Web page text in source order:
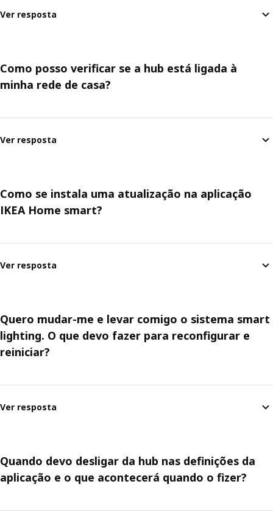
Ver resposta
Como posso verificar se a hub está ligada à
minha rede de casa?
Ver resposta
Como se instala uma atualização na aplicação
IKEA Home smart?
Ver resposta
Quero mudar-me e levar comigo o sistema smart
lighting. O que devo fazer para reconfigurar e
reiniciar?
Ver resposta
Quando devo desligar da hub nas definições da
aplicação e o que acontecerá quando o fizer?